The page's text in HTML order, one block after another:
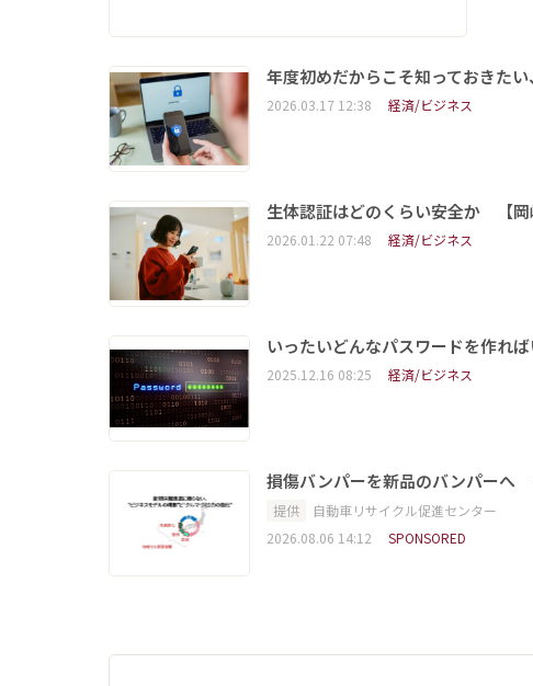
年度初めだからこそ知っておきた
2026.03.17 12:38 経済/ビジネス
生体認証はどのくらい安全か 【岡
2026.01.22 07:48 経済/ビジネス
いったいどんなパスワードを作れ
2025.12.16 08:25 経済/ビジネス
損傷バンパーを新品のバンパーへ
提供
自動車リサイクル促進センター
2026.08.06 14:12
SPONSORED